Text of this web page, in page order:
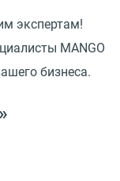
экспертам!
MANGO
бизнеса.